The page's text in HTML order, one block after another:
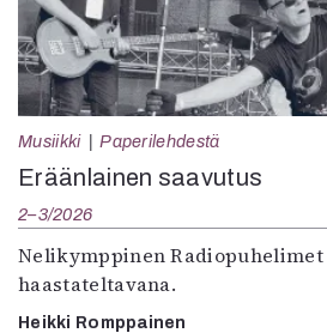
Musiikki Paperilehdestä
Eräänlainen saavutus
2–3/2026
Nelikymppinen
haastateltavana.
Heikki Romppainen